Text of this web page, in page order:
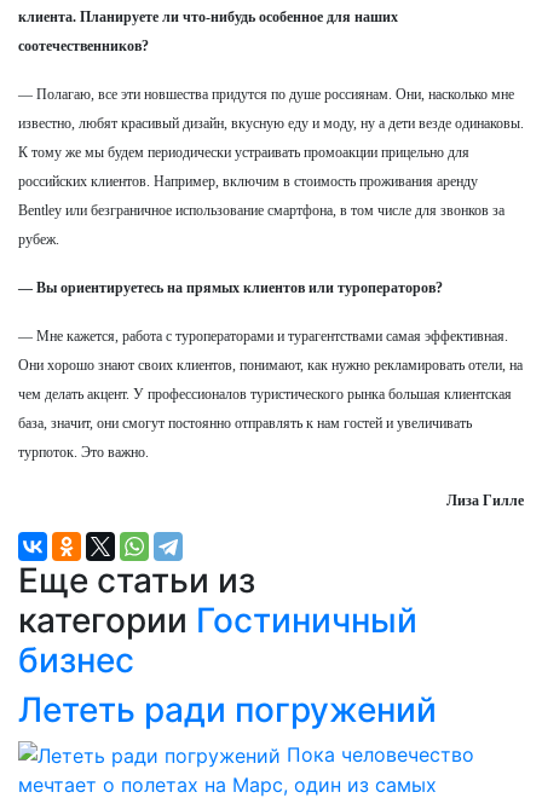
клиента. Планируете ли что-нибудь особенное для наших
соотечественников?
— Полагаю, все эти новшества придутся по душе россиянам. Они, насколько мне
известно, любят красивый дизайн, вкусную еду и моду, ну а дети везде одинаковы.
К тому же мы будем периодически устраивать промоакции прицельно для
российских клиентов. Например, включим в стоимость проживания аренду
Bentley или безграничное использование смартфона, в том числе для звонков за
рубеж.
— Вы ориентируетесь на прямых клиентов или туроператоров?
— Мне кажется, работа с туроператорами и турагентствами самая эффективная.
Они хорошо знают своих клиентов, понимают, как нужно рекламировать отели, на
чем делать акцент. У профессионалов туристического рынка большая клиентская
база, значит, они смогут постоянно отправлять к нам гостей и увеличивать
турпоток. Это важно.
Лиза Гилле
Еще статьи из
категории Гостиничный
бизнес
Лететь ради погружений
Пока человечество
мечтает о полетах на Марс, один из самых